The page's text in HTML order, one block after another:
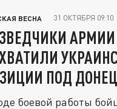
ВЕСНА 31 ОКТЯБРЯ 09:10
ПОД
боевой работы